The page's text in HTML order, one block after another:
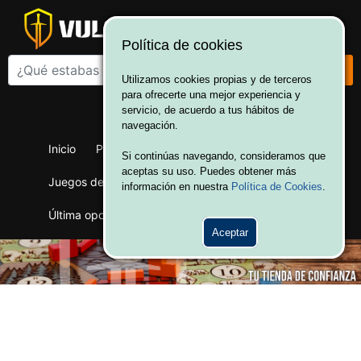
¡Bienvenido a Vulcania!
Inicio Productos Juegos de mesa
Juegos de cartas Merchandising Ofertas
Última oportunidad Wargames
Política de cookies
Utilizamos cookies propias y de terceros
para ofrecerte una mejor experiencia y
servicio, de acuerdo a tus hábitos de
navegación.
Si continúas navegando, consideramos que
aceptas su uso. Puedes obtener más
información en nuestra Política de Cookies.
Aceptar